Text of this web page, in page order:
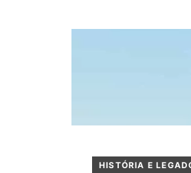
HISTÓRIA E